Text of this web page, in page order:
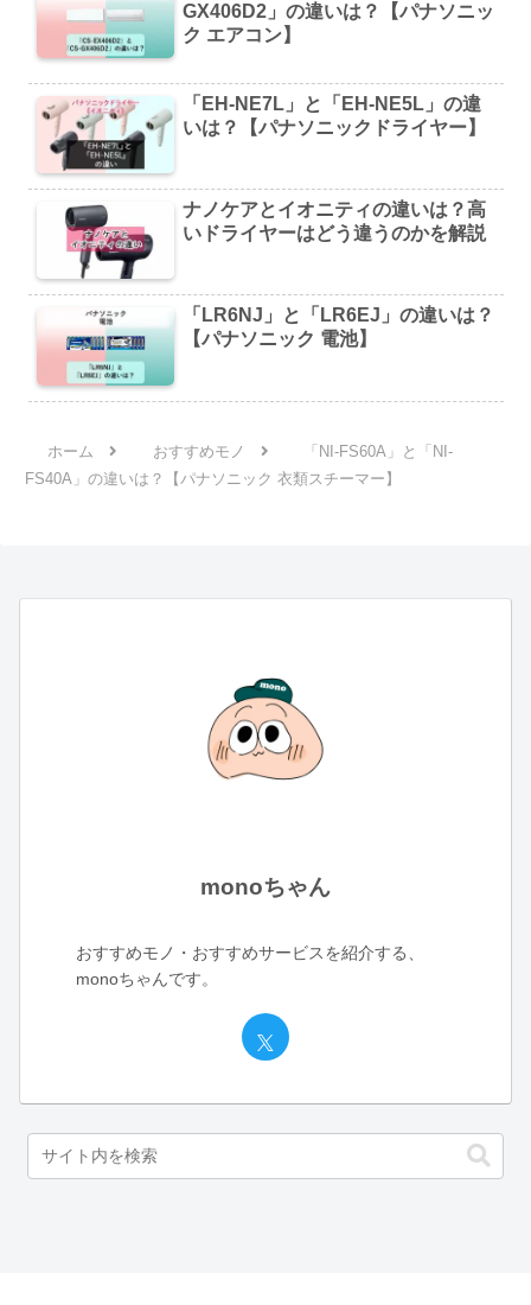
GX406D2」の違いは？【パナソニッ
ク エアコン】
「EH-NE7L」と「EH-NE5L」の違
いは？【パナソニックドライヤー】
ナノケアとイオニティの違いは？高
いドライヤーはどう違うのかを解説
「LR6NJ」と「LR6EJ」の違いは？
【パナソニック 電池】
ホーム おすすめモノ
「NI-FS60A」と「NI-
FS40A」の違いは？【パナソニック 衣類スチーマー】
monoちゃん
おすすめモノ・おすすめサービスを紹介する、
monoちゃんです。